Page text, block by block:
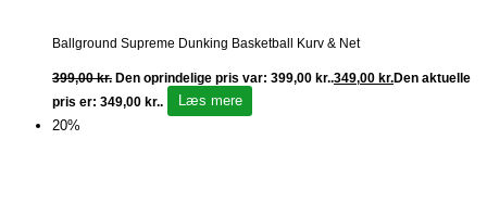
Ballground Supreme Dunking Basketball Kurv & Net
399,00kr. Den oprindelige pris var: 399,00 kr..349,00 kr.Den aktuelle
pris er: 349,00 kr..
Læs mere
20%